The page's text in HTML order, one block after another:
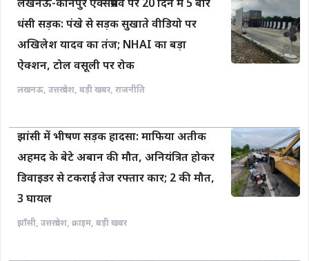
लखनऊ-कानपुर एक्सप्रेसवे पर 20 दिन में 5 बार
धंसी सड़क: पंखे से सड़क सुखाते वीडियो पर
अखिलेश यादव का तंज; NHAI का बड़ा
ऐक्शन, टोल वसूली पर रोक
लखनऊ, उत्तरप्रदेश, बड़ी खबर, राजनीति
झांसी में भीषण सड़क हादसा: माफिया अतीक
अहमद के बेटे अबान की मौत, अनियंत्रित होकर
डिवाइडर से टकराई तेज रफ्तार कार; 2 की मौत,
3 घायल
झाँसी, उत्तरप्रदेश, क्राइम, बड़ी खबर